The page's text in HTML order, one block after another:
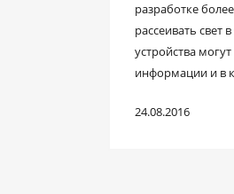
разработке
рассеивать
устройства
информации и в
24.08.2016